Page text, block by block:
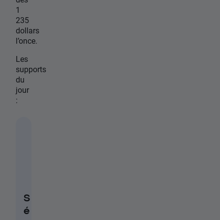
1
235
dollars
l’once.
Les
supports
du
jour
:
S
é